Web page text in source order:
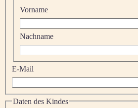
Vorname
Nachname
E-Mail
Daten des Kindes